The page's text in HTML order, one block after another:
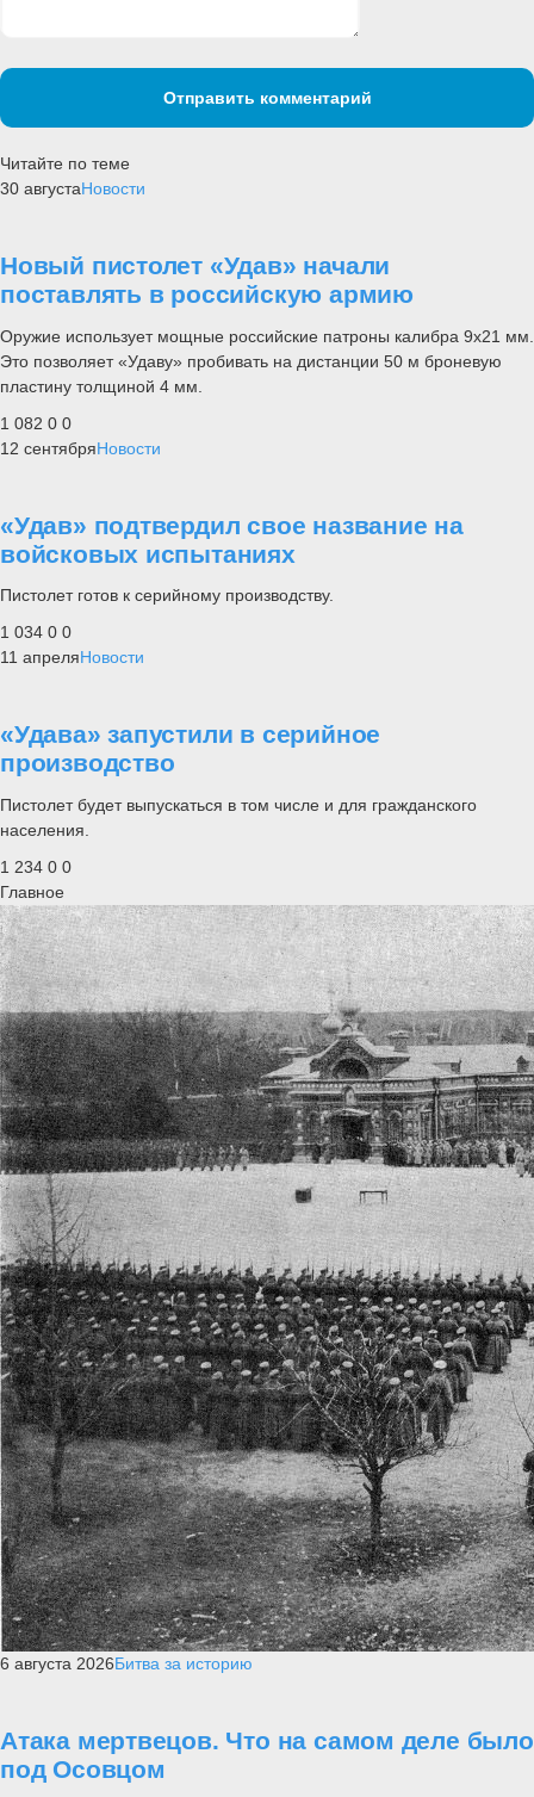
Отправить комментарий
Читайте по теме
30 августаНовости
Новый пистолет «Удав» начали
поставлять в российскую армию
Оружие использует мощные российские патроны калибра 9х21 мм.
Это позволяет «Удаву» пробивать на дистанции 50 м броневую
пластину толщиной 4 мм.
1 082 0 0
12 сентябряНовости
«Удав» подтвердил свое название на
войсковых испытаниях
Пистолет готов к серийному производству.
1 034 0 0
11 апреляНовости
«Удава» запустили в серийное
производство
Пистолет будет выпускаться в том числе и для гражданского
населения.
1 234 0 0
Главное
6 августа 2026Битва за историю
Атака мертвецов. Что на самом деле было
под Осовцом